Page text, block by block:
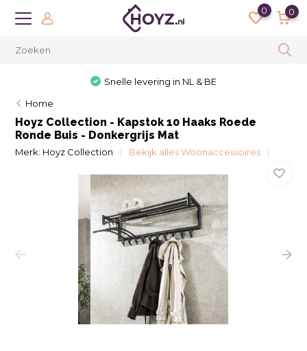
0 0
Snelle levering in NL & BE
Home
Hoyz Collection - Kapstok 10 Haaks Roede
Ronde Buis - Donkergrijs Mat
Merk: Hoyz Collection Bekijk alles Woonaccessoires